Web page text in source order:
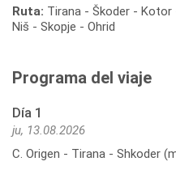
Ruta: Tirana - Škoder -
Niš - Skopje - Ohrid
Programa del viaje
Día 1
ju, 13.08.2026
C. Origen - Tirana - Shkoder